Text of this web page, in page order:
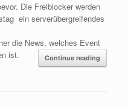
Die Freiblocker werden
ein serverübergreifendes
die News, welches Event
ist.
Continue reading